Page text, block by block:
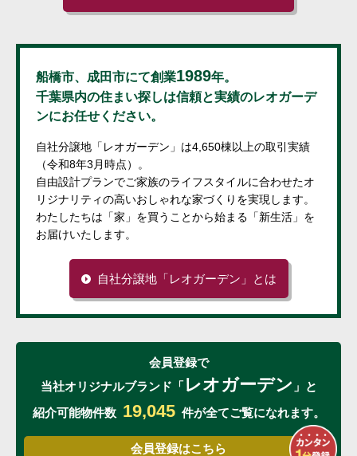
船橋市、成田市にて創業1989年。
千葉県内の住まい探しは信頼と実績のレオガーデ
ンにお任せください。
自社分譲地「レオガーデン」は4,650棟以上の取引実績
（令和8年3月時点）。
自由設計プランでご家族のライフスタイルに合わせたオ
リジナリティの高いおしゃれな家づくりを実現します。
わたしたちは「家」を買うことから始まる「新生活」を
お届けいたします。
自社分譲地「レオガーデン」とは
会員登録で
当社オリジナルブランド 「レオガーデン 」と
紹介可能物件数 19,045件が全てご覧になれます。
会員登録はこちら